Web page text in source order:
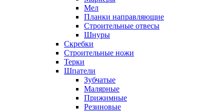
Мел
Планки направляющие
Строительные отвесы
Шнуры
Скребки
Строительные ножи
Терки
Шпатели
Зубчатые
Малярные
Прижимные
Резиновые